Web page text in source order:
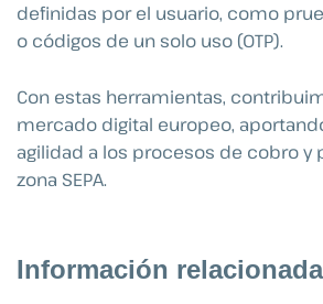
definidas por el usuario, como
o códigos de un solo uso (OTP).
Con estas herramientas,
mercado digital europeo,
agilidad a los procesos de cobro y
zona SEPA.
Información relacionada